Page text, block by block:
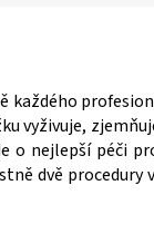
vyživuje,
o nejlepší péči
dvě procedury